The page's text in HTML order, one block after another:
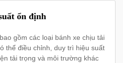
ổn định
gồm các loại bánh xe chịu tải
thể điều chỉnh, duy trì hiệu suất
tải trọng và môi trường khác